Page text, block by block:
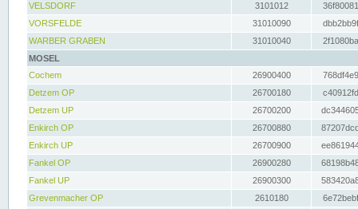
VELSDORF
3101012
VORSFELDE
31010090
WARBER GRABEN
31010040
MOSEL
Cochem
26900400
Detzem OP
26700180
Detzem UP
26700200
Enkirch OP
26700880
Enkirch UP
26700900
Fankel OP
26900280
Fankel UP
26900300
Grevenmacher OP
2610180